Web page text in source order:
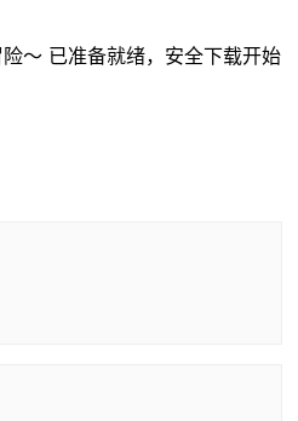
～ 已准备就绪，安全下载开始